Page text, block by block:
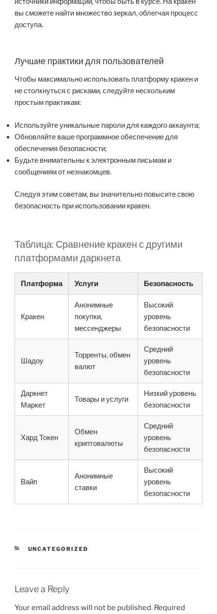
вы сможете найти множество зеркал, облегчая процесс
доступа.
Лучшие практики для пользователей
Чтобы максимально использовать платформу кракен и
не столкнуться с рисками, следуйте нескольким
простым практикам:
Используйте уникальные пароли для каждого аккаунта;
Обновляйте ваше программное обеспечение для
обеспечения безопасности;
Будьте внимательны к электронным письмам и
сообщениям от незнакомцев.
Следуя этим советам, вы значительно повысите свою
безопасность при использовании кракен.
Таблица: Сравнение кракен с другими
платформами даркнета
Платформа Услуги Безопасность
Кракен
Анонимные
покупки,
мессенджеры
Высокий
уровень
безопасности
Шадоу
Торренты, обмен
валют
Средний
уровень
безопасности
Даркнет
Маркет
Товары и услуги
Низкий уровень
безопасности
Хард Токен
Обмен
криптовалюты
Средний
уровень
безопасности
Вайп
Анонимные
ставки
Высокий
уровень
безопасности
CATEGORIES
UNCATEGORIZED
Leave a Reply
Your email address will not be published. Required